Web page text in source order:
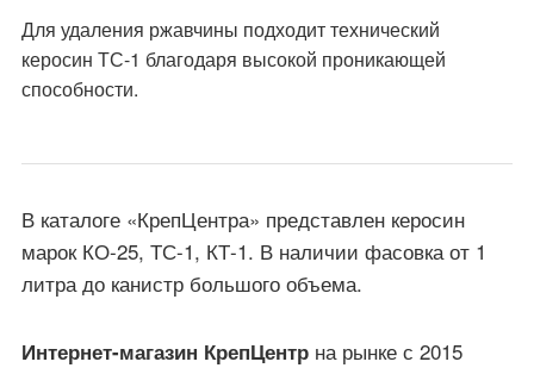
Для удаления ржавчины подходит технический
керосин ТС-1 благодаря высокой проникающей
способности.
В каталоге «КрепЦентра» представлен керосин
марок КО-25, ТС-1, КТ-1. В наличии фасовка от 1
литра до канистр большого объема.
Интернет-магазин КрепЦентр на рынке с 2015